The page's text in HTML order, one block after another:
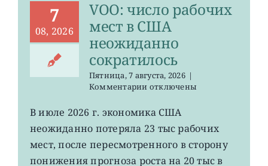
7
08, 2026
VOO: число рабочих
мест в США
неожиданно
сократилось
Пятница, 7 августа, 2026 |
Комментариик
VOO:
рабочих
мест
отключены
В июле 2026 г. экономика США
неожиданно потеряла 23 тыс рабочих
мест, после пересмотренного в сторону
понижения прогноза роста на 20 тыс в